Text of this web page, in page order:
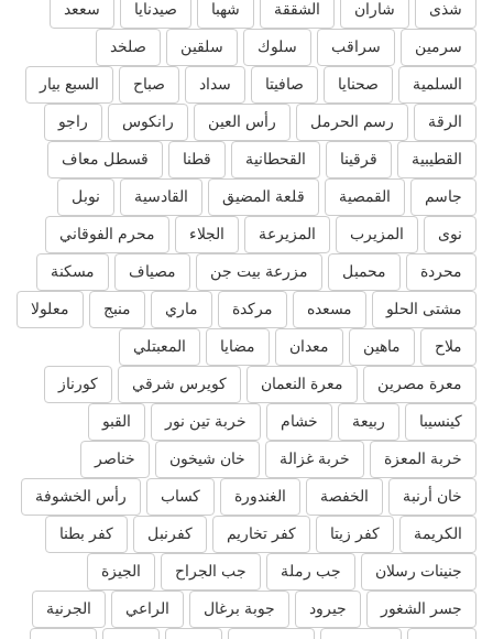
شذى شاران الشققة شهبا صيدنايا سععد
سرمين سراقب سلوك سلقين صلخد
السلمية صحنايا صافيتا سداد صباح السبع بيار
الرقة رسم الحرمل رأس العين رانكوس راجو
القطيبية قرقينا القحطانية قطنا قسطل معاف
جاسم القمصية قلعة المضيق القادسية نوبل
نوى المزيرب المزيرعة الجلاء محرم الفوقاني
محردة محمبل مزرعة بيت جن مصياف مسكنة
مشتى الحلو مسعده مركدة ماري منبج معلولا
ملاح ماهين معدان مضايا المعبتلي
معرة مصرين معرة النعمان كويرس شرقي كورناز
كينسيبا ربيعة خشام خربة تين نور القبو
خربة المعزة خربة غزالة خان شيخون خناصر
خان أرنبة الخفصة الغندورة كساب رأس الخشوفة
الكريمة كفر زيتا كفر تخاريم كفرنبل كفر بطنا
جنينات رسلان جب رملة جب الجراح الجيزة
جسر الشغور جيرود جوبة برغال الراعي الجرنية